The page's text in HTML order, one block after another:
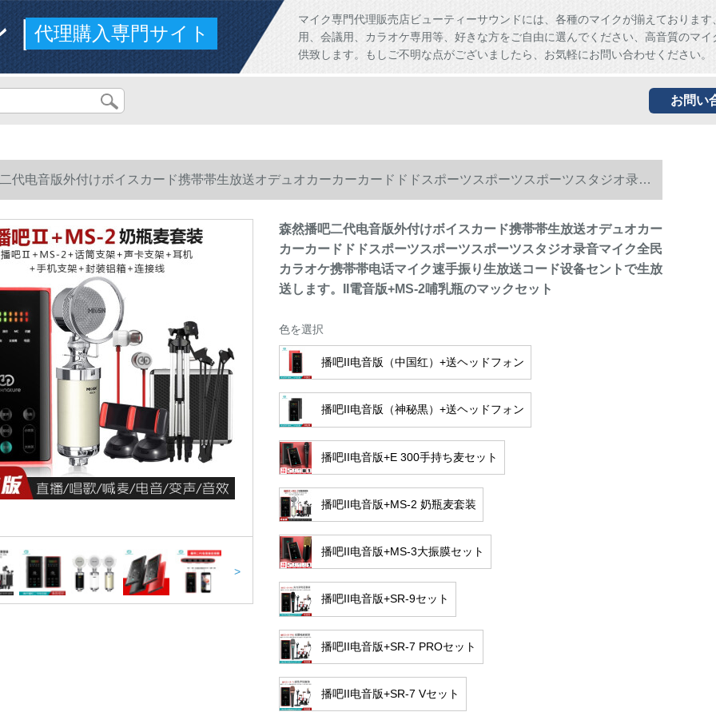
ド代理購入専門サイト
マイク専門代理販売店ビューティーサウンドには、各種のマイクが揃えております
用、会議用、カラオケ専用等、好きな方をご自由に選んでください、高音質のマイ
供致します。もしご不明な点がございましたら、お気軽にお問い合わせください。
お問い
代电音版外付けボイスカード携帯帯生放送オデュオカーカーカードドドスポーツスポーツスポーツスタジオ录音
ラオケ携帯帯电话マイク速手振り生放送コード设备セントで生放送します。II電音版+MS-2哺乳瓶のマックセット
>
森然播吧二代电音版外付けボイスカード携帯帯生放送オデュオカー
カーカードドドスポーツスポーツスポーツスタジオ录音マイク全民
カラオケ携帯帯电话マイク速手振り生放送コード设备セントで生放
送します。II電音版+MS-2哺乳瓶のマックセット
色を選択
播吧II电音版（中国红）+送ヘッドフォン
播吧II电音版（神秘黒）+送ヘッドフォン
播吧II电音版+E 300手持ち麦セット
播吧II电音版+MS-2 奶瓶麦套装
播吧II电音版+MS-3大振膜セット
播吧II电音版+SR-9セット
播吧II电音版+SR-7 PROセット
播吧II电音版+SR-7 Vセット